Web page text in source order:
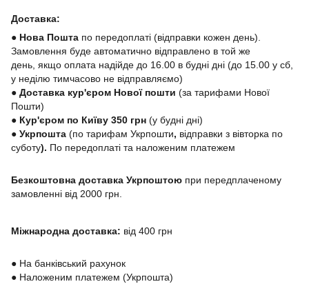
Доставка:
● Нова Пошта по передоплаті (відправки кожен день).
Замовлення буде автоматично відправлено в той же
день, якщо оплата надійде до 16.00 в будні дні (до 15.00 у сб,
у неділю тимчасово не відправляємо)
● Доставка кур'єром Нової пошти (за тарифами Нової
Пошти)
● Кур'єром по Київу 350 грн (у будні дні)
● Укрпошта (по тарифам Укрпошти, відправки з вівторка по
суботу). По передоплаті та наложеним платежем
Безкоштовна доставка Укрпоштою при передплаченому
замовленні від 2000 грн.
Міжнародна доставка: від 400 грн
● На банківський рахунок
● Наложеним платежем (Укрпошта)